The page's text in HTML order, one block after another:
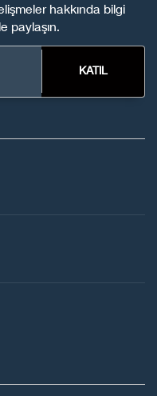
hakkında bilgi
paylaşın.
KATIL